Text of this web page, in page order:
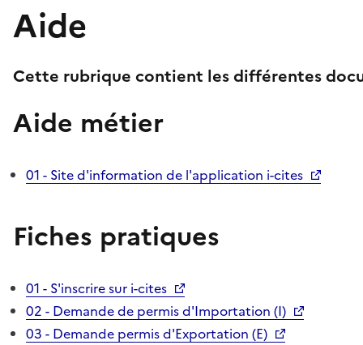
Aide
Cette rubrique contient les différentes
Aide métier
01 - Site d'information de l'application i-cites
Fiches pratiques
01 - S'inscrire sur i-cites
02 - Demande de permis d'Importation (I)
03 - Demande permis d'Exportation (E)